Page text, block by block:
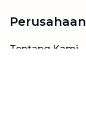
Perusahaan
Tentang Kami